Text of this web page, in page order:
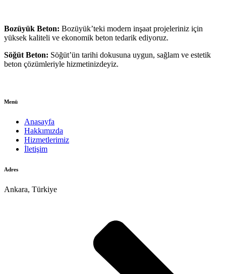
Bozüyük Beton: Bozüyük’teki modern inşaat projeleriniz için
yüksek kaliteli ve ekonomik beton tedarik ediyoruz.
Söğüt Beton: Söğüt’ün tarihi dokusuna uygun, sağlam ve estetik
beton çözümleriyle hizmetinizdeyiz.
Menü
Anasayfa
Hakkımızda
Hizmetlerimiz
İletişim
Adres
Ankara, Türkiye